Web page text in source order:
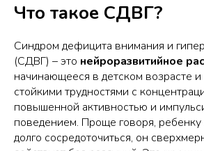
Что такое СДВГ?
Синдром дефицита внимания и
(СДВГ) – это нейроразвитийное
начинающееся в детском возрасте
стойкими трудностями с
повышенной активностью и
поведением. Проще говоря,
долго сосредоточиться, он